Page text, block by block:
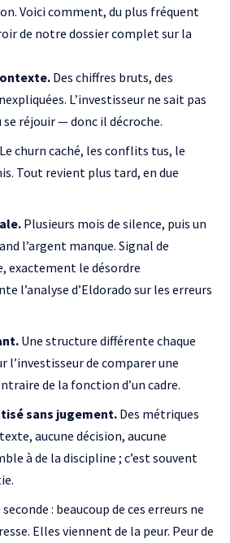
Voici comment, du plus fréquent
de notre dossier complet sur la
Des chiffres bruts, des
L’investisseur ne sait pas
se réjouir — donc il décroche.
Le churn caché, les conflits tus, le
Tout revient plus tard, en due
Plusieurs mois de silence, puis un
l’argent manque. Signal de
exactement le désordre
l’analyse d’Eldorado sur les erreurs
Une structure différente chaque
l’investisseur de comparer une
de la fonction d’un cadre.
sans jugement. Des métriques
aucune décision, aucune
à de la discipline ; c’est souvent
: beaucoup de ces erreurs ne
Elles viennent de la peur. Peur de